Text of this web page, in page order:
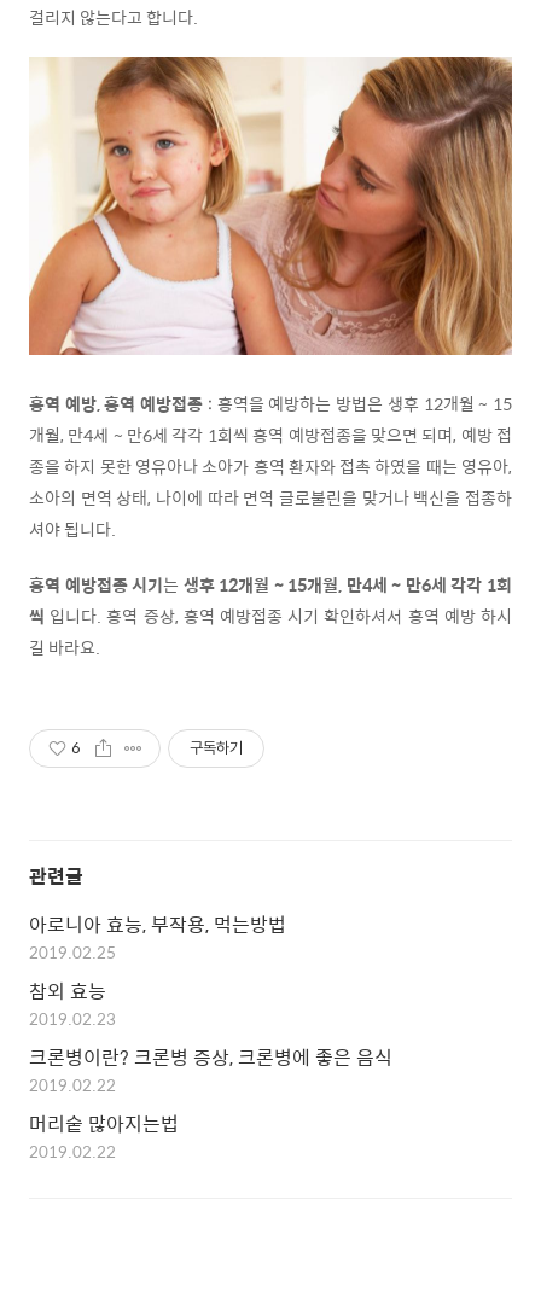
걸리지 않는다고 합니다.
홍역 예방, 홍역 예방접종 : 홍역을 예방하는 방법은 생후 12개월 ~ 15
개월, 만4세 ~ 만6세 각각 1회씩 홍역 예방접종을 맞으면 되며, 예방 접
종을 하지 못한 영유아나 소아가 홍역 환자와 접촉 하였을 때는 영유아,
소아의 면역 상태, 나이에 따라 면역 글로불린을 맞거나 백신을 접종하
셔야 됩니다.
홍역 예방접종 시기는 생후 12개월 ~ 15개월, 만4세 ~ 만6세 각각 1회
씩 입니다. 홍역 증상, 홍역 예방접종 시기 확인하셔서 홍역 예방 하시
길 바라요.
6 구독하기
관련글
아로니아 효능, 부작용, 먹는방법
2019.02.25
참외 효능
2019.02.23
크론병이란? 크론병 증상, 크론병에 좋은 음식
2019.02.22
머리숱 많아지는법
2019.02.22